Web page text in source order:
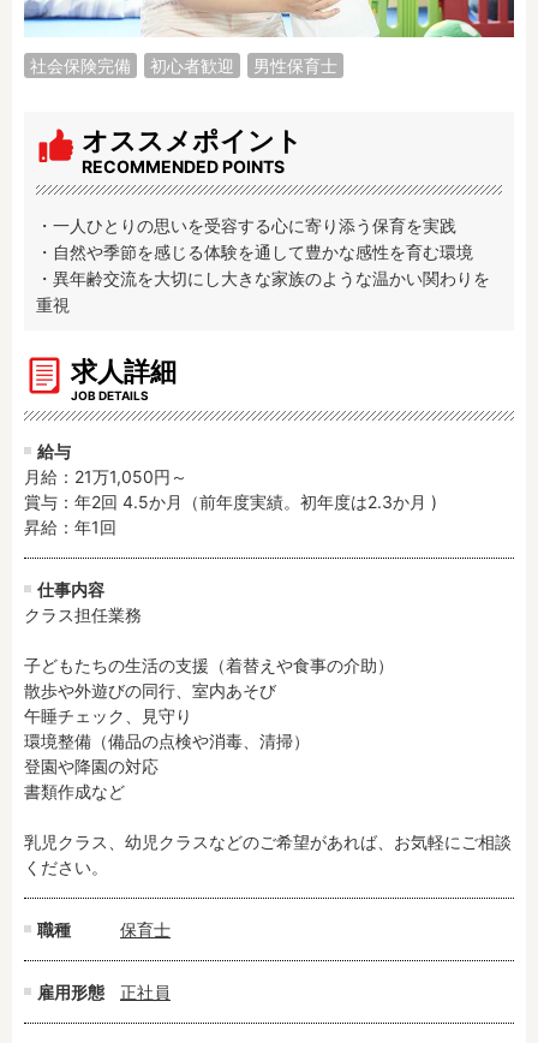
社会保険完備 初心者歓迎 男性保育士
オススメポイント
RECOMMENDED POINTS
・一人ひとりの思いを受容する心に寄り添う保育を実践
・自然や季節を感じる体験を通して豊かな感性を育む環境
・異年齢交流を大切にし大きな家族のような温かい関わりを
重視
求人詳細
JOB DETAILS
給与
月給：21万1,050円～
賞与：年2回 4.5か月（前年度実績。初年度は2.3か月 )
昇給：年1回
仕事内容
クラス担任業務
子どもたちの生活の支援（着替えや食事の介助）
散歩や外遊びの同行、室内あそび
午睡チェック、見守り
環境整備（備品の点検や消毒、清掃）
登園や降園の対応
書類作成など
乳児クラス、幼児クラスなどのご希望があれば、お気軽にご相談
ください。
職種 保育士
雇用形態 正社員
保育事務
その他
施設形態
認定こども園
幼稚園
小規模認可保育園
認可外保育園
病院内保育所
事業所内保育所
学童保育施設
児童館
子育て支援センター
児童発達支援事業所
その他施設
特徴
時間固定
残業3時間以内
駅徒歩5分以内
13時までのお仕事
15時までのお仕事
13時以降スタート
実働5時間以内
土日祝のお仕事
夜勤のお仕事
時給1600円～
書類対応なし
社会保険完備
住宅手当・借上社宅
資格不問
男性保育士
オープニング求人
マイカー通勤OK
小規模保育園
株式会社
単発保育士として働
月収見込み
〜